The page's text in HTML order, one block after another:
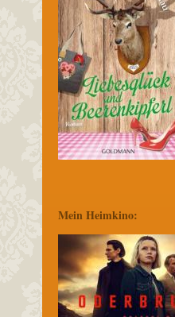
Mein Heimkino: